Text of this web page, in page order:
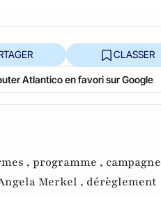
CLASSER
Atlantico en favori sur Google
, programme , campagne
Merkel , dérèglement